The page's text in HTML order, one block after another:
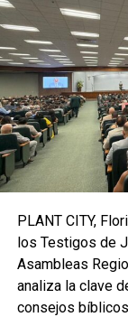
Cuatro horas
Policía,
tiroteo no se
señaló que
aparentemente
consecuencia
El sospechoso
de
lanzó un
antes de
interior, a su
altura media y
supuestamente
PLANT CITY,
los Testigos de
Asambleas
analiza la clave
consejos